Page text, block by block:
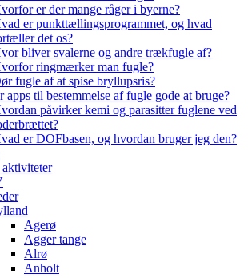
er der mange råger i byerne?
er punkttællingsprogrammet, og hvad
det os?
bliver svalerne og andre trækfugle af?
ringmærker man fugle?
fugle af at spise bryllupsris?
apps til bestemmelse af fugle gode at bruge?
påvirker kemi og parasitter fuglene ved
er DOFbasen, og hvordan bruger jeg den?
Agerø
Agger tange
Alrø
Anholt